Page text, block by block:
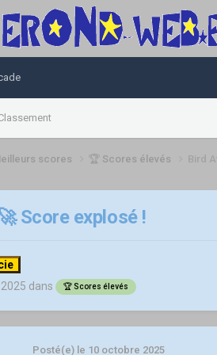
scores 🏆 Scores élevés Bird
Score explosé !
dans 🏆 Scores élevés
Posté(e) le 10 octobre 2025